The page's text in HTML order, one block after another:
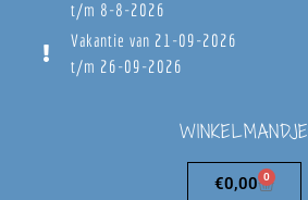
t/m 8-8-2026
Vakantie van 21-09-2026
t/m 26-09-2026
WINKELMANDJE
€0,00 0